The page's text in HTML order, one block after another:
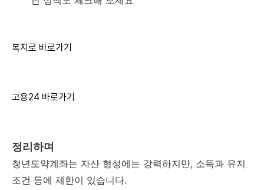
복지로 바로가기
고용24 바로가기
정리하며
청년도약계좌는 자산 형성에는 강력하지만, 소득과 유지
조건 등에 제한이 있습니다.